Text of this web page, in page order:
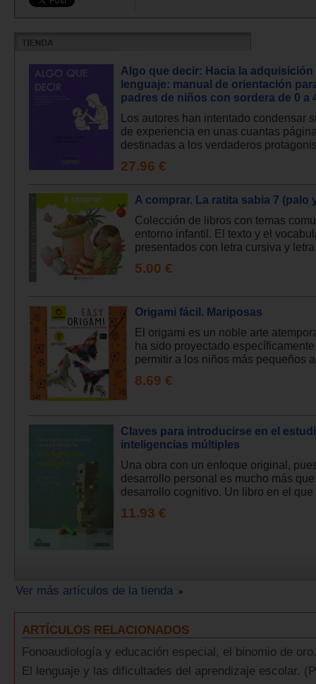
Algo que decir: Hacia la adquisición
lenguaje: manual de orientación
padres de niños con sordera de 0 a
Los autores han intentado condensar
de experiencia en unas cuantas
destinadas a los verdaderos
27.96 €
A comprar. La ratita sabia 7 (palo
Colección de libros con temas
entorno infantil. El texto y el
presentados con letra cursiva y
5.00 €
Origami fácil. Mariposas
El origami es un noble arte
ha sido proyectado
permitir a los niños más pequeños
8.69 €
Claves para introducirse en el
inteligencias múltiples
Una obra con un enfoque original,
desarrollo personal es mucho más
desarrollo cognitivo. Un libro en el que
11.93 €
Ver más artículos de la tienda
ARTÍCULOS RELACIONADOS
Fonoaudiología y educación especial, el binomio de
El lenguaje y las dificultades del aprendizaje escolar.